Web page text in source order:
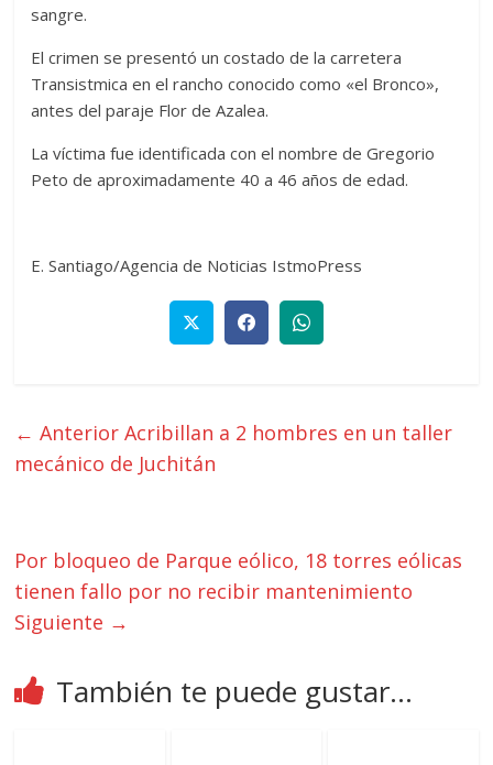
sangre.
El crimen se presentó un costado de la carretera
Transistmica en el rancho conocido como «el Bronco»,
antes del paraje Flor de Azalea.
La víctima fue identificada con el nombre de Gregorio
Peto de aproximadamente 40 a 46 años de edad.
E. Santiago/Agencia de Noticias IstmoPress
← Anterior Acribillan a 2 hombres en un taller
mecánico de Juchitán
Por bloqueo de Parque eólico, 18 torres eólicas
tienen fallo por no recibir mantenimiento
Siguiente →
También te puede gustar...